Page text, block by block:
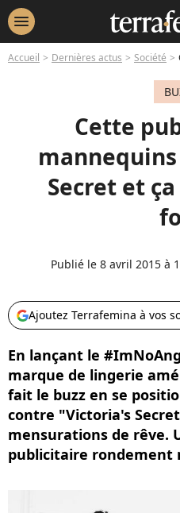
menu
Accueil Dernières actus Société
Cette
Secret et
Publié le 8 avril 2015 à
Ajoutez Terrafemina à vos
En lançant le
marque de lingerie
fait le buzz en se
contre "Victoria's
mensurations de rêve.
publicitaire rondement